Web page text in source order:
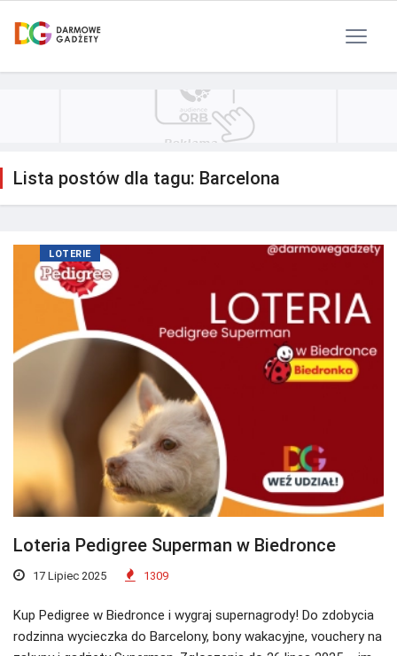
Lista postów dla tagu: Barcelona
LOTERIE
Loteria Pedigree Superman w Biedronce
17 Lipiec 2025 1309
Kup Pedigree w Biedronce i wygraj supernagrody! Do zdobycia
rodzinna wycieczka do Barcelony, bony wakacyjne, vouchery na